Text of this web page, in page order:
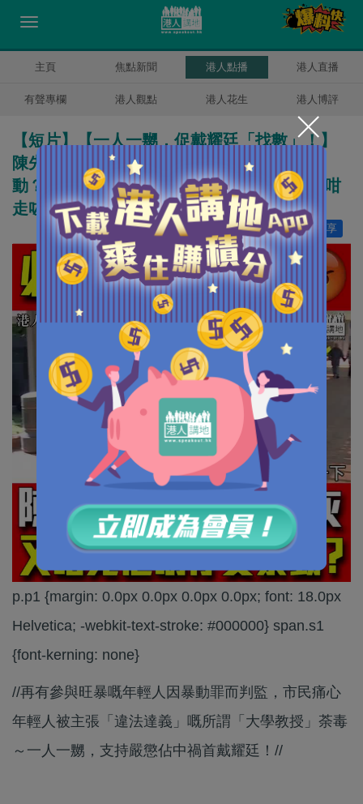
主頁 焦點新聞 港人點播 港人直播
有聲專欄 港人觀點 港人花生 港人博評
【短片】【一人一嬲，促戴耀廷「找數」！】
陳先生：推人哋做炮灰、又唔見佢啲仔女暴
動？ 邵先生：佢影響下一代好深、無可能就咁
走咗去就算、應該要判佢刑
分享
讚好 2
p.p1 {margin: 0.0px 0.0px 0.0px 0.0px; font: 18.0px
Helvetica; -webkit-text-stroke: #000000} span.s1
{font-kerning: none}
//再有參與旺暴嘅年輕人因暴動罪而判監，市民痛心
年輕人被主張「違法達義」嘅所謂「大學教授」荼毒
～一人一嬲，支持嚴懲佔中禍首戴耀廷！//